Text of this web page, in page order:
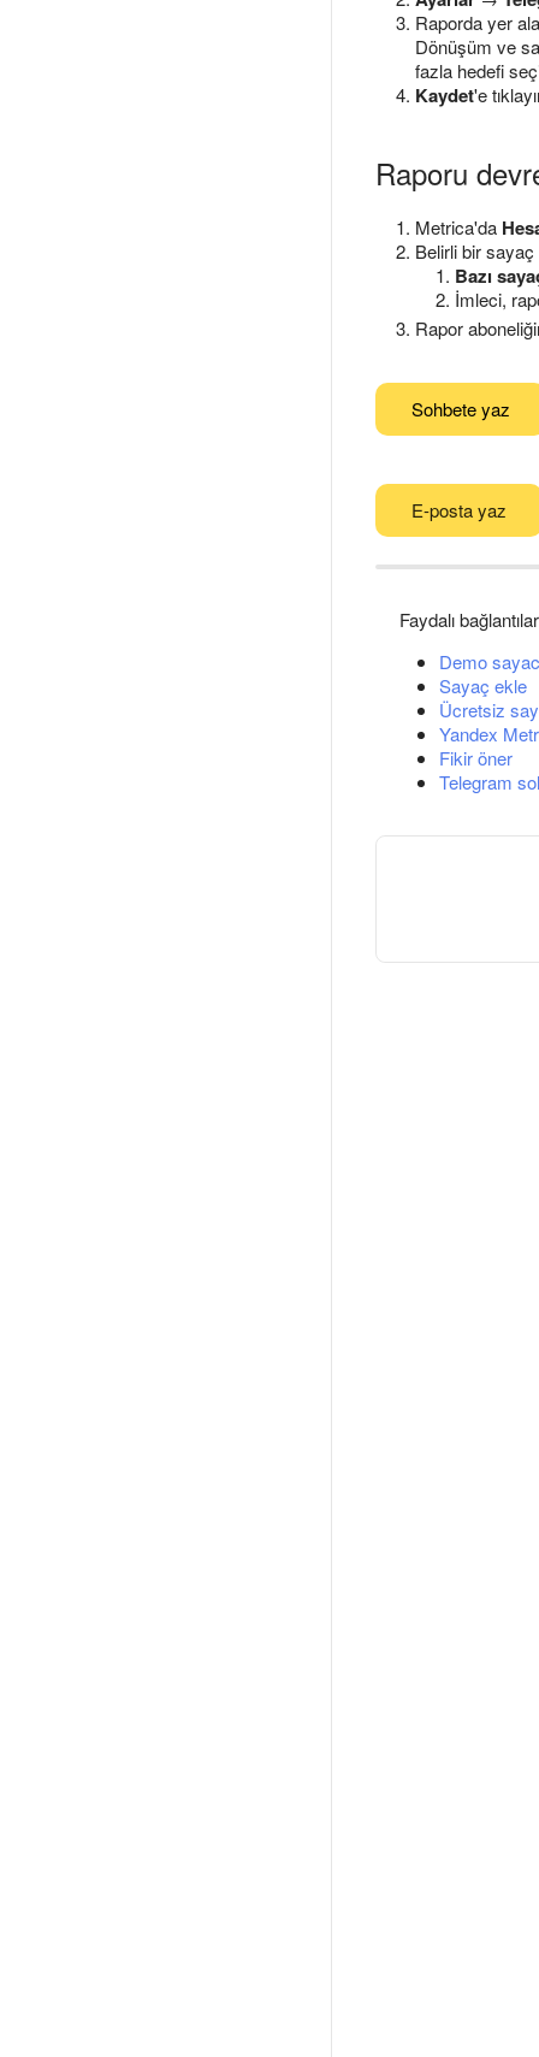
Raporda yer
Dönüşüm ve
fazla hedefi
Kaydet'e
Raporu
Metrica'da
Belirli bir
Bazı
İmleci,
Rapor
Sohbete yaz
E-posta yaz
Faydalı bağlantılar
Demo
Sayaç ekle
Ücretsiz
Yandex
Fikir öner
Telegram